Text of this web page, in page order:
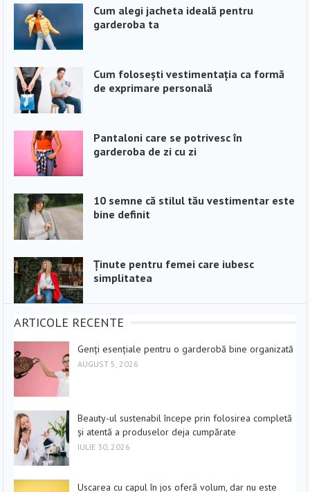
Cum alegi jacheta ideală pentru
garderoba ta
Cum folosești vestimentația ca formă
de exprimare personală
Pantaloni care se potrivesc în
garderoba de zi cu zi
10 semne că stilul tău vestimentar este
bine definit
Ținute pentru femei care iubesc
simplitatea
ARTICOLE RECENTE
Genți esențiale pentru o garderobă bine organizată
AUGUST 5, 2026
Beauty-ul sustenabil începe prin folosirea completă
și atentă a produselor deja cumpărate
IULIE 30, 2026
Uscarea cu capul în jos oferă volum, dar nu este